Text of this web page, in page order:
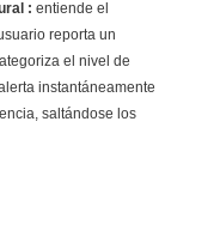
: entiende el
reporta un
el nivel de
instantáneamente
saltándose los